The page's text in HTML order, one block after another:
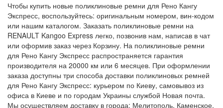
Чтобы купить новые поликлиновые ремни для Рено Кангу
Экспресс, воспользуйтесь: оригинальным номером, вин-кодом
или нашим каталогом. Заказать поликлиновые ремни на
RENAULT Kangoo Express легко, позвонив нам, написав в чат
или оформив заказ через Корзину. На поликлиновые ремни
для Рено Кангу Экспресс распространяется гарантия
производителя на 20000 км или 6 месяцев. При оформлении
заказа доступны три способа доставки поликлиновых ремней
для Рено Кангу Экспресс: курьером по Киеву, самовывоз из
офиса в Киеве и по городам Украины службой Новая почта.
Мы осуществляем доставку в города: Мелитополь, Каменское,